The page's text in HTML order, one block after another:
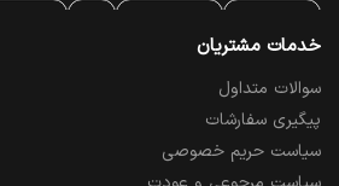
پایه سقفی
پرده نمایش
خدمات مشتریان
سوالات متداول
پیگیری سفارشات
سیاست حریم خصوصی